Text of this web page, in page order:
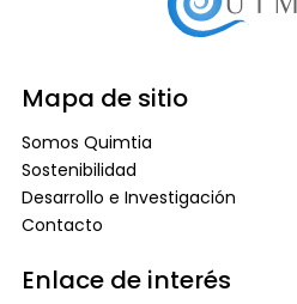
Mapa de sitio
Somos Quimtia
Sostenibilidad
Desarrollo e Investigación
Contacto
Enlace de interés